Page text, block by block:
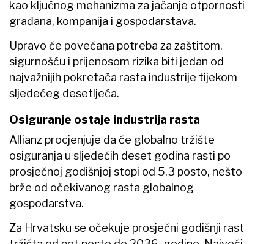
kao ključnog mehanizma za jačanje otpornosti
građana, kompanija i gospodarstava.
Upravo će povećana potreba za zaštitom,
sigurnošću i prijenosom rizika biti jedan od
najvažnijih pokretača rasta industrije tijekom
sljedećeg desetljeća.
Osiguranje ostaje industrija rasta
Allianz procjenjuje da će globalno tržište
osiguranja u sljedećih deset godina rasti po
prosječnoj godišnjoj stopi od 5,3 posto, nešto
brže od očekivanog rasta globalnog
gospodarstva.
Za Hrvatsku se očekuje prosječni godišnji rast